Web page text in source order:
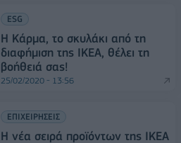
ESG
Η Κάρμα, το σκυλάκι από τη
διαφήμιση της ΙΚΕΑ, θέλει τη
βοήθειά σας!
25/02/2020 - 13:56
ΕΠΙΧΕΙΡΗΣΕΙΣ
Η νέα σειρά προϊόντων της ΙΚΕΑ